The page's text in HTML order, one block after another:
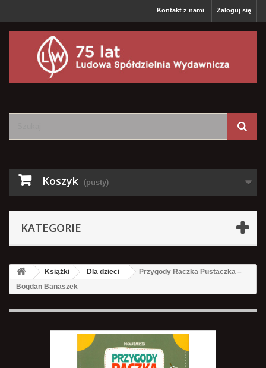
Zaloguj się
Kontakt z nami
Koszyk (pusty)
KATEGORIE
Książki Dla dzieci
Przygody Raczka Pustaczka –
Bogdan Banaszek